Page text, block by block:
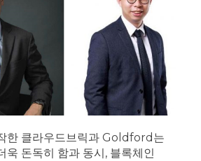
한 클라우드브릭과 Goldford는
욱 돈독히 함과 동시, 블록체인